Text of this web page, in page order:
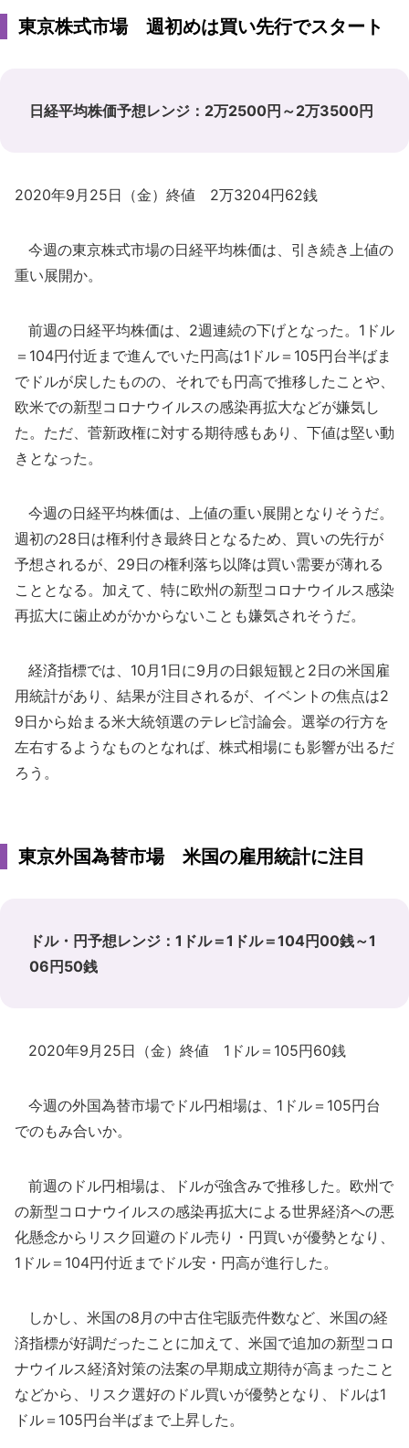
東京株式市場 週初めは買い先行でスタート
日経平均株価予想レンジ：2万2500円～2万3500円
2020年9月25日（金）終値 2万3204円62銭
今週の東京株式市場の日経平均株価は、引き続き上値の
重い展開か。
前週の日経平均株価は、2週連続の下げとなった。1ドル
＝104円付近まで進んでいた円高は1ドル＝105円台半ばま
でドルが戻したものの、それでも円高で推移したことや、
欧米での新型コロナウイルスの感染再拡大などが嫌気し
た。ただ、菅新政権に対する期待感もあり、下値は堅い動
きとなった。
今週の日経平均株価は、上値の重い展開となりそうだ。
週初の28日は権利付き最終日となるため、買いの先行が
予想されるが、29日の権利落ち以降は買い需要が薄れる
こととなる。加えて、特に欧州の新型コロナウイルス感染
再拡大に歯止めがかからないことも嫌気されそうだ。
経済指標では、10月1日に9月の日銀短観と2日の米国雇
用統計があり、結果が注目されるが、イベントの焦点は2
9日から始まる米大統領選のテレビ討論会。選挙の行方を
左右するようなものとなれば、株式相場にも影響が出るだ
ろう。
東京外国為替市場 米国の雇用統計に注目
ドル・円予想レンジ：1ドル＝1ドル＝104円00銭～1
06円50銭
2020年9月25日（金）終値 1ドル＝105円60銭
今週の外国為替市場でドル円相場は、1ドル＝105円台
でのもみ合いか。
前週のドル円相場は、ドルが強含みで推移した。欧州で
の新型コロナウイルスの感染再拡大による世界経済への悪
化懸念からリスク回避のドル売り・円買いが優勢となり、
1ドル＝104円付近までドル安・円高が進行した。
しかし、米国の8月の中古住宅販売件数など、米国の経
済指標が好調だったことに加えて、米国で追加の新型コロ
ナウイルス経済対策の法案の早期成立期待が高まったこと
などから、リスク選好のドル買いが優勢となり、ドルは1
ドル＝105円台半ばまで上昇した。